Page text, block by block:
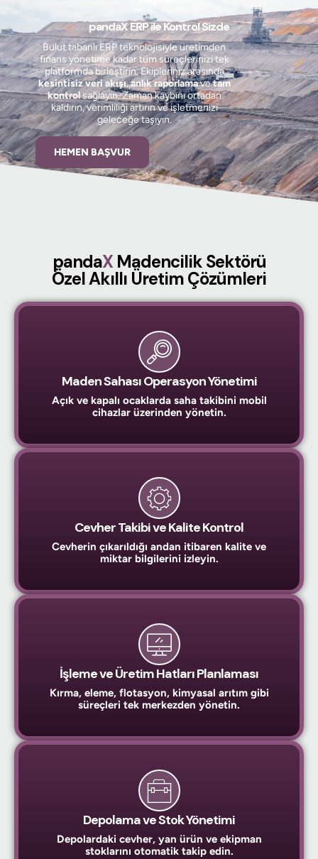
pandaX ERP ile Kontrol Sizde
Bulut tabanlı ERP teknolojisiyle üretimden
finans yönetime kadar tüm süreçlerinizi tek
platformda birleştirin. Ekipleriniz arasında
kesintisiz veri akışı,anlık raporlamavetam
kontrolsağlayın. Zaman kaybını ortadan
kaldırın, verimliliği artırın ve işletmenizi
geleceğe taşıyın.
HEMEN BAŞVUR
pandaX Madencilik Sektörü
Özel Akıllı Üretim Çözümleri
Maden Sahası Operasyon Yönetimi
Açık ve kapalı ocaklarda saha takibini mobil
cihazlar üzerinden yönetin.
Cevher Takibi ve Kalite Kontrol
Cevherin çıkarıldığı andan itibaren kalite ve
miktar bilgilerini izleyin.
İşleme ve Üretim Hatları Planlaması
Kırma, eleme, flotasyon, kimyasal arıtım gibi
süreçleri tek merkezden yönetin.
Depolama ve Stok Yönetimi
Depolardaki cevher, yan ürün ve ekipman
stoklarını otomatik takip edin.